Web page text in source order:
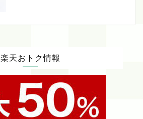
楽天おトク情報